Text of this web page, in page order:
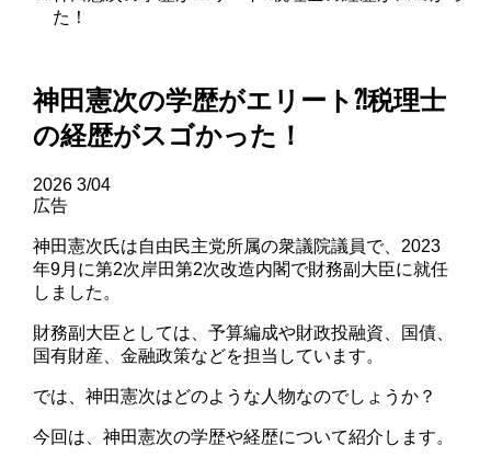
た！
神田憲次の学歴がエリート⁈税理士
の経歴がスゴかった！
2026 3/04
広告
神田憲次氏は自由民主党所属の衆議院議員で、2023
年9月に第2次岸田第2次改造内閣で財務副大臣に就任
しました。
財務副大臣としては、予算編成や財政投融資、国債、
国有財産、金融政策などを担当しています。
では、神田憲次はどのような人物なのでしょうか？
今回は、神田憲次の学歴や経歴について紹介します。